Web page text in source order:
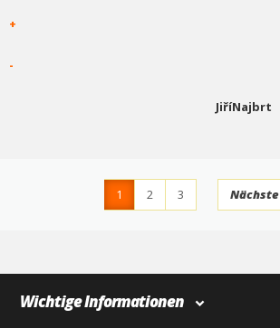
+
-
JiříNajbrt
1 2
3
Nächste
Wichtige Informationen